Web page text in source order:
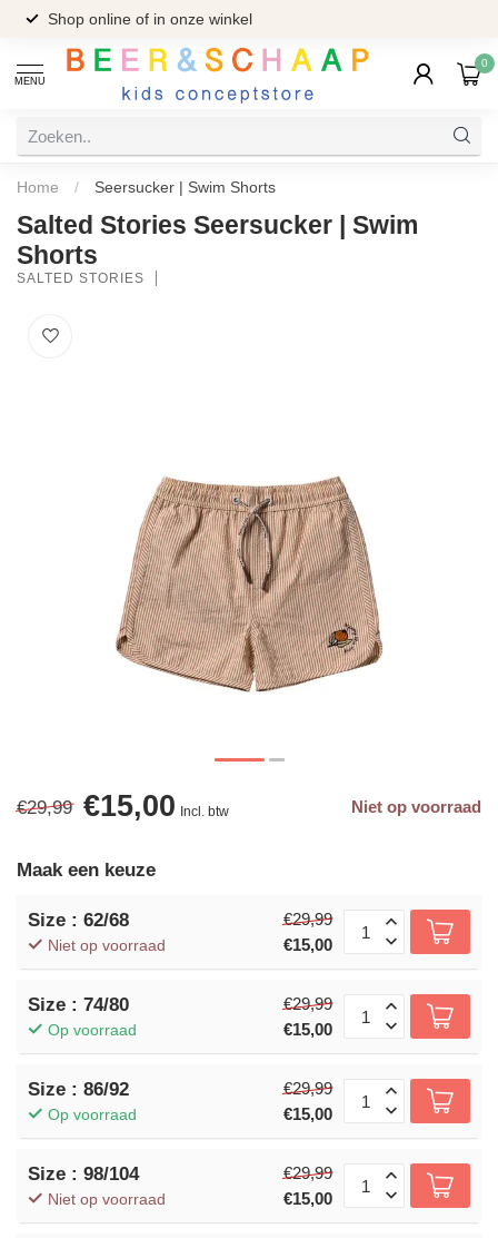
Shop online of in onze winkel
MENU
0
Home / Seersucker | Swim Shorts
Salted Stories Seersucker | Swim
Shorts
SALTED STORIES
€29,99 €15,00 Incl. btw Niet op voorraad
Maak een keuze
Size : 62/68
Niet op voorraad
€29,99
€15,00
Size : 74/80
Op voorraad
€29,99
€15,00
Size : 86/92
Op voorraad
€29,99
€15,00
Size : 98/104
Niet op voorraad
€29,99
€15,00